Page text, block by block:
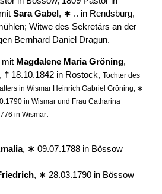
Sara Gabel, ∗ .. in Rendsburg,
Witwe des Sekretärs an der
Bernhard Daniel Dragun.
mit Magdalene Maria Gröning,
† 18.10.1842 in Rostock, Tochter des
in Wismar Heinrich Gabriel Gröning, ∗
in Wismar und Frau Catharina
in Wismar.
, ∗ 09.07.1788 in Bössow
, ∗ 28.03.1790 in Bössow